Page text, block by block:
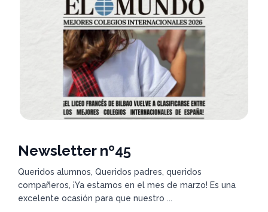
Newsletter nº45
Queridos alumnos, Queridos padres, queridos
compañeros, ¡Ya estamos en el mes de marzo! Es una
excelente ocasión para que nuestro ...